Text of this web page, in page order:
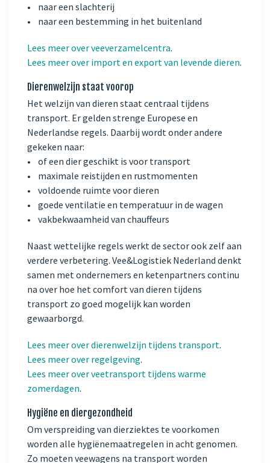
• naar een slachterij
• naar een bestemming in het buitenland
Lees meer over veeverzamelcentra.
Lees meer over import en export van levende dieren.
Dierenwelzijn staat voorop
Het welzijn van dieren staat centraal tijdens
transport. Er gelden strenge Europese en
Nederlandse regels. Daarbij wordt onder andere
gekeken naar:
• of een dier geschikt is voor transport
• maximale reistijden en rustmomenten
• voldoende ruimte voor dieren
• goede ventilatie en temperatuur in de wagen
• vakbekwaamheid van chauffeurs
Naast wettelijke regels werkt de sector ook zelf aan
verdere verbetering. Vee&Logistiek Nederland denkt
samen met ondernemers en ketenpartners continu
na over hoe het comfort van dieren tijdens
transport zo goed mogelijk kan worden
gewaarborgd.
Lees meer over dierenwelzijn tijdens transport.
Lees meer over regelgeving.
Lees meer over veetransport tijdens warme
zomerdagen.
Hygiëne en diergezondheid
Om verspreiding van dierziektes te voorkomen
worden alle hygiënemaatregelen in acht genomen.
Zo moeten veewagens na transport worden